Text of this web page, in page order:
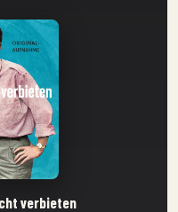
verbieten